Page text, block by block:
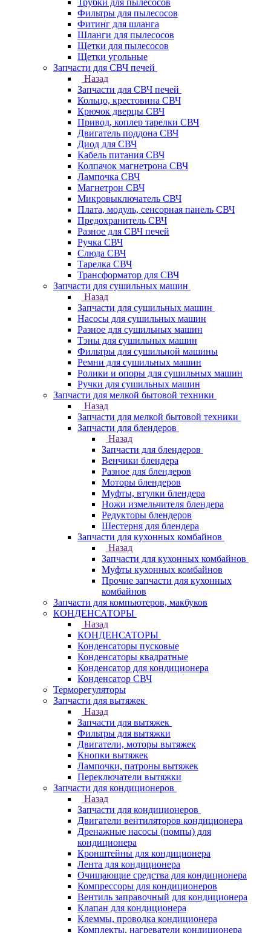
Трубки для пылесосов
Фильтры для пылесосов
Фитинг для шланга
Шланги для пылесосов
Щетки для пылесосов
Щетки угольные
Запчасти для СВЧ печей
Назад
Запчасти для СВЧ печей
Кольцо, крестовина СВЧ
Крючок дверцы СВЧ
Привод, коплер тарелки СВЧ
Двигатель поддона СВЧ
Диод для СВЧ
Кабель питания СВЧ
Колпачок магнетрона СВЧ
Лампочка СВЧ
Магнетрон СВЧ
Микровыключатель СВЧ
Плата, модуль, сенсорная панель СВЧ
Предохранитель СВЧ
Разное для СВЧ печей
Ручка СВЧ
Слюда СВЧ
Тарелка СВЧ
Трансформатор для СВЧ
Запчасти для сушильных машин
Назад
Запчасти для сушильных машин
Насосы для сушильных машин
Разное для сушильных машин
Тэны для сушильных машин
Фильтры для сушильной машины
Ремни для сушильных машин
Ролики и опоры для сушильных машин
Ручки для сушильных машин
Запчасти для мелкой бытовой техники
Назад
Запчасти для мелкой бытовой техники
Запчасти для блендеров
Назад
Запчасти для блендеров
Венчики блендера
Разное для блендеров
Моторы блендеров
Муфты, втулки блендера
Ножи измельчителя блендера
Редукторы блендеров
Шестерня для блендера
Запчасти для кухонных комбайнов
Назад
Запчасти для кухонных комбайнов
Муфты кухонных комбайнов
Прочие запчасти для кухонных
комбайнов
Запчасти для компьютеров, макбуков
КОНДЕНСАТОРЫ
Назад
КОНДЕНСАТОРЫ
Конденсаторы пусковые
Конденсаторы квадратные
Конденсатор для кондиционера
Конденсатор СВЧ
Терморегуляторы
Запчасти для вытяжек
Назад
Запчасти для вытяжек
Фильтры для вытяжки
Двигатели, моторы вытяжек
Кнопки вытяжек
Лампочки, патроны вытяжек
Переключатели вытяжки
Запчасти для кондиционеров
Назад
Запчасти для кондиционеров
Двигатели вентиляторов кондиционера
Дренажные насосы (помпы) для
кондиционера
Кронштейны для кондиционера
Лента для кондиционера
Очищающие средства для кондиционера
Компрессоры для кондиционеров
Вентиль заправочный для кондиционера
Клапан для кондиционера
Клеммы, проводка кондиционера
Комплекты, нагреватели кондиционера